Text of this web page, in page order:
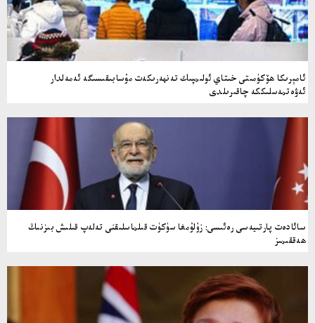
ئامېرىكا ھۆكۈمىتى خىتاي ئولىمپىك تەنھەرىكەت مۇسابىقىسىگە ئەمەلدار
ئەۋەتمەسلىككە چاقىرىلدى
سائادەت پارتىيەسى رەئىسى: زۇلۇمغا سۈكۈت قىلماسلىقنى تەلەپ قىلىش بىزنىڭ
ھەققىمىز